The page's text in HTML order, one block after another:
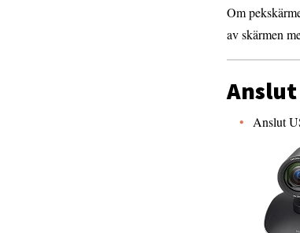
Om
av skärmen
Anslut